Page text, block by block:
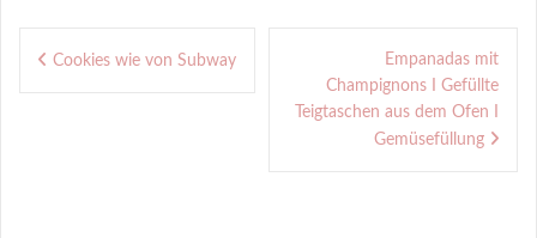
Beitragsnavigation
Cookies wie von Subway
Empanadas mit
Champignons I Gefüllte
Teigtaschen aus dem Ofen I
Gemüsefüllung